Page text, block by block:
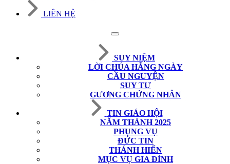
LIÊN HỆ
SUY NIỆM
LỜI CHÚA HẰNG NGÀY
CẦU NGUYỆN
SUY TƯ
GƯƠNG CHỨNG NHÂN
TIN GIÁO HỘI
NĂM THÁNH 2025
PHỤNG VỤ
ĐỨC TIN
THÁNH HIẾN
MỤC VỤ GIA ĐÌNH